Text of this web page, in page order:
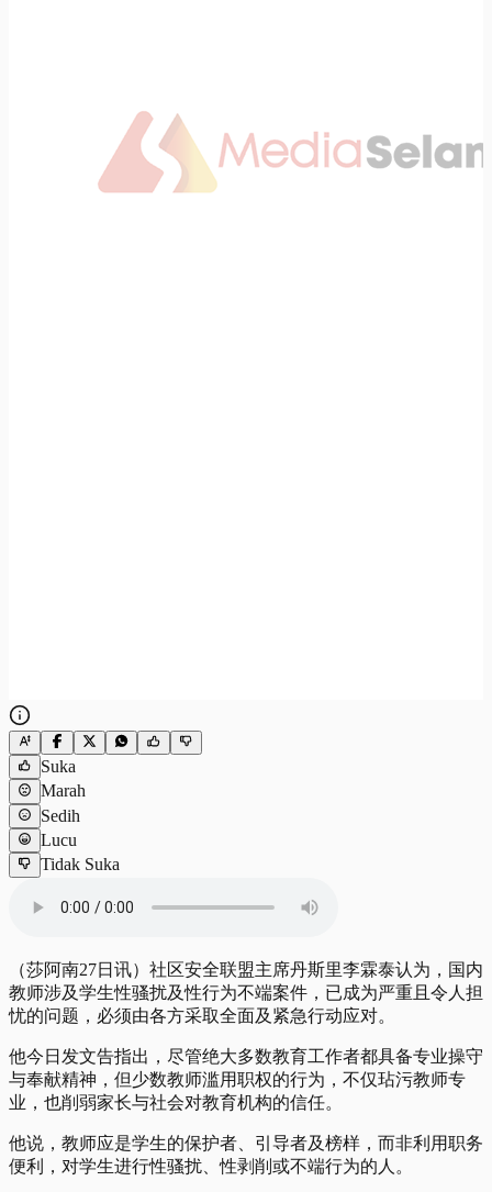
Suka
Marah
Sedih
Lucu
Tidak Suka
（莎阿南27日讯）社区安全联盟主席丹斯里李霖泰认为，国内
教师涉及学生性骚扰及性行为不端案件，已成为严重且令人担
忧的问题，必须由各方采取全面及紧急行动应对。
他今日发文告指出，尽管绝大多数教育工作者都具备专业操守
与奉献精神，但少数教师滥用职权的行为，不仅玷污教师专
业，也削弱家长与社会对教育机构的信任。
他说，教师应是学生的保护者、引导者及榜样，而非利用职务
便利，对学生进行性骚扰、性剥削或不端行为的人。